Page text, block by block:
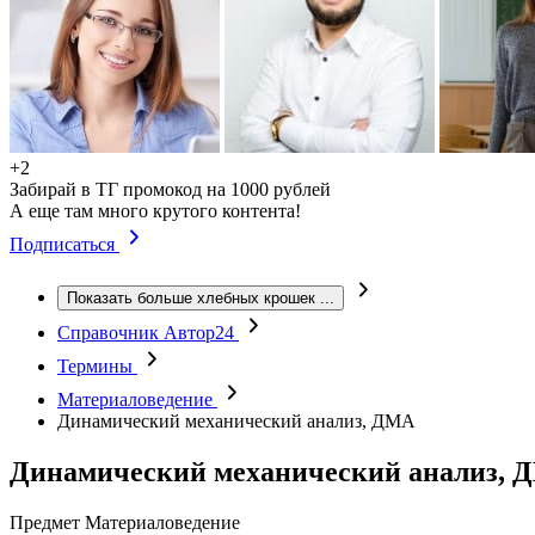
+2
Забирай в ТГ промокод на 1000 рублей
А еще там много крутого контента!
Подписаться
Показать больше хлебных крошек ...
Справочник Автор24
Термины
Материаловедение
Динамический механический анализ, ДМА
Динамический механический анализ,
Предмет Материаловедение